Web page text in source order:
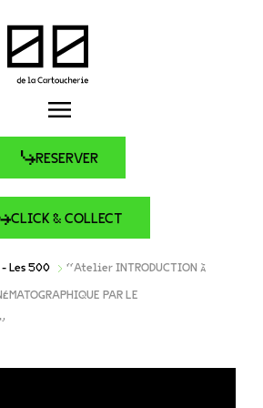
RESERVER
CLICK & COLLECT
- Les 500
“Atelier INTRODUCTION À
PAR LE